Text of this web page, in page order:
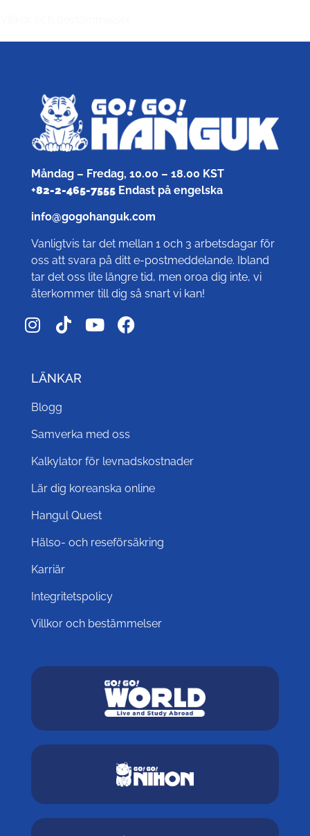
Måndag – Fredag, 10.00 – 18.00 KST
+82-2-465-7555Endast på engelska
info@gogohanguk.com
Vanligtvis tar det mellan 1 och 3 arbetsdagar för
oss att svara på ditt e-postmeddelande. Ibland
tar det oss lite längre tid, men oroa dig inte, vi
återkommer till dig så snart vi kan!
LÄNKAR
Blogg
Samverka med oss
Kalkylator för levnadskostnader
Lär dig koreanska online
Hangul Quest
Hälso- och reseförsäkring
Karriär
Integritetspolicy
Villkor och bestämmelser